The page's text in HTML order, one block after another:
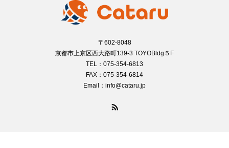
〒602-8048
京都市上京区西大路町139-3 TOYOBldg５F
TEL：075-354-6813
FAX：075-354-6814
Email：info@cataru.jp